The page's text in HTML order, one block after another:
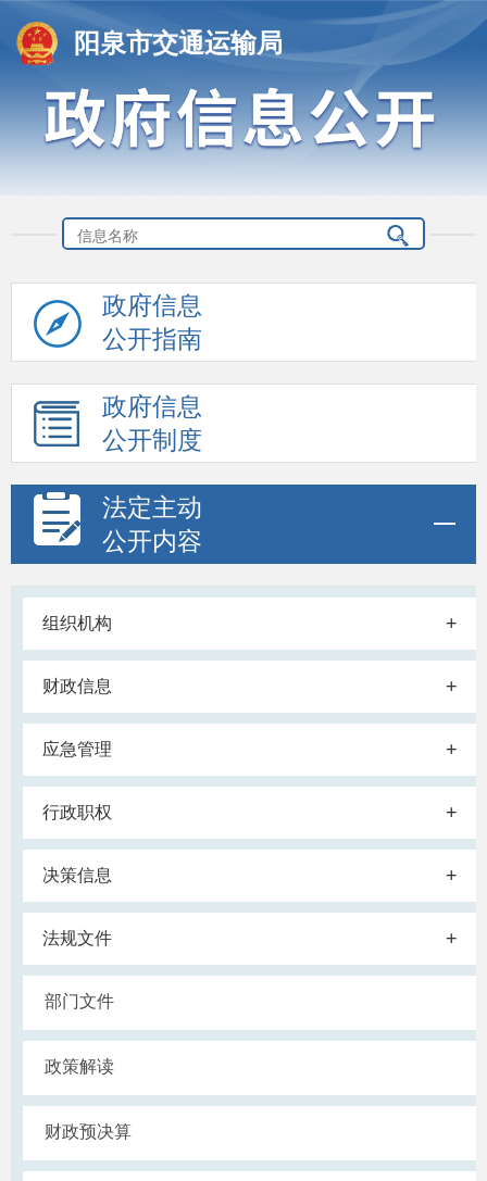
阳泉市交通运输局
政府信息
公开指南
政府信息
公开制度
法定主动
公开内容
组织机构 +
财政信息 +
应急管理 +
行政职权 +
决策信息 +
法规文件 +
部门文件
政策解读
财政预决算